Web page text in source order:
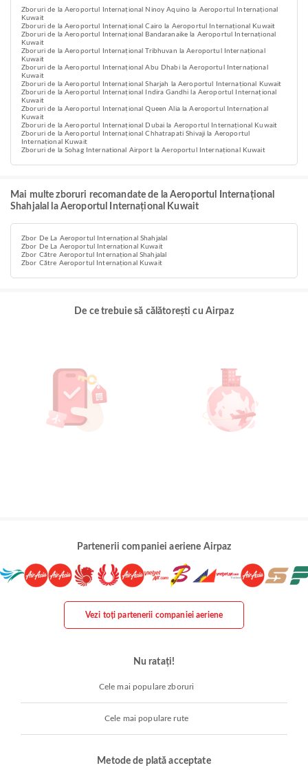
Zboruri de la Aeroportul Internațional Ninoy Aquino la Aeroportul Internațional
Kuwait
Zboruri de la Aeroportul Internațional Cairo la Aeroportul Internațional Kuwait
Zboruri de la Aeroportul Internațional Bandaranaike la Aeroportul Internațional
Kuwait
Zboruri de la Aeroportul Internațional Tribhuvan la Aeroportul Internațional
Kuwait
Zboruri de la Aeroportul Internațional Abu Dhabi la Aeroportul Internațional
Kuwait
Zboruri de la Aeroportul Internațional Sharjah la Aeroportul Internațional Kuwait
Zboruri de la Aeroportul Internațional Indira Gandhi la Aeroportul Internațional
Kuwait
Zboruri de la Aeroportul Internațional Queen Alia la Aeroportul Internațional
Kuwait
Zboruri de la Aeroportul Internațional Dubai la Aeroportul Internațional Kuwait
Zboruri de la Aeroportul Internațional Chhatrapati Shivaji la Aeroportul
Internațional Kuwait
Zboruri de la Sohag International Airport la Aeroportul Internațional Kuwait
Mai multe zboruri recomandate de la Aeroportul Internațional
Shahjalal la Aeroportul Internațional Kuwait
Zbor De La Aeroportul Internațional Shahjalal
Zbor De La Aeroportul Internațional Kuwait
Zbor Către Aeroportul Internațional Shahjalal
Zbor Către Aeroportul Internațional Kuwait
De ce trebuie să călătorești cu Airpaz
Partenerii companiei aeriene Airpaz
Vezi toți partenerii companiei aeriene
Nu ratați!
Cele mai populare zboruri
Cele mai populare rute
Metode de plată acceptate